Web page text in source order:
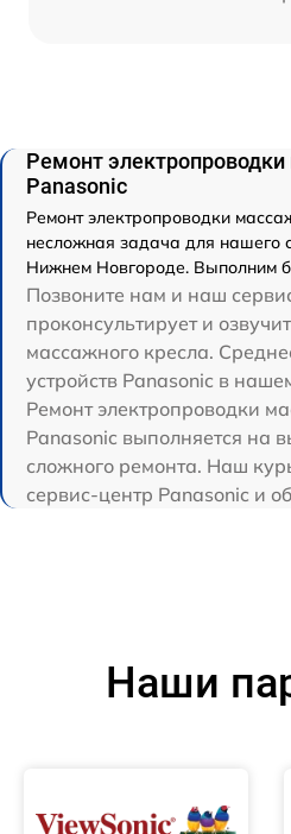
Ремонт
Panasonic
Ремонт электропроводки
несложная задача для нашего
Нижнем Новгороде. Выполним
Позвоните нам и наш
проконсультирует и
массажного кресла.
устройств Panasonic в
Ремонт электропроводки
Panasonic выполняется на
сложного ремонта. Наш
сервис-центр Panasonic и
Наши